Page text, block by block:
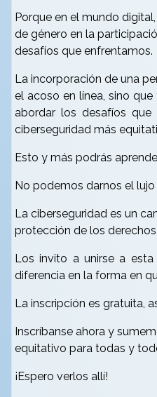
Porque en el mundo
de género en la
desafíos que enfrentamos.
La incorporación de una
el acoso en línea, sino
abordar los desafíos
ciberseguridad más
Esto y más podrás
No podemos darnos el
La ciberseguridad es un
protección de los
Los invito a unirse a
diferencia en la forma en
La inscripción es gratuita,
Inscríbanse ahora y
equitativo para todas y
¡Espero verlos allí!